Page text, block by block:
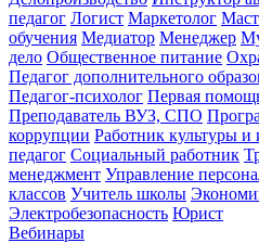
педагог Логист Маркетолог
обучения Медиатор Менеджер
дело Общественное питание
Педагог дополнительного
Педагог-психолог Первая
Преподаватель ВУЗ, СПО
коррупции Работник культуры и
педагог Социальный работник
менеджмент Управление
классов Учитель школы
Электробезопасность Юрист
Вебинары